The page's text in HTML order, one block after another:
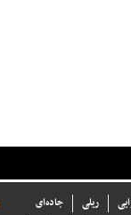
جاده‌ای ریلی